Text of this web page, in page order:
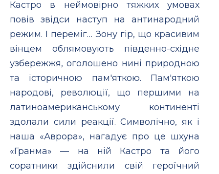
Кастро в неймовiрно тяжких умовах
повiв звiдси наступ на антинародний
режим. I перемiг… Зону гiр, що красивим
вiнцем облямовують пiвденно-схiдне
узбережжя, оголошено нинi природною
та iсторичною пам'яткою. Пам'яткою
народовi, революцiї, що першими на
латиноамериканському континентi
здолали сили реакцiї. Символiчно, як i
наша «Аврора», нагадує про це шхуна
«Гранма» — на нiй Кастро та його
соратники здiйснили свiй героїчний